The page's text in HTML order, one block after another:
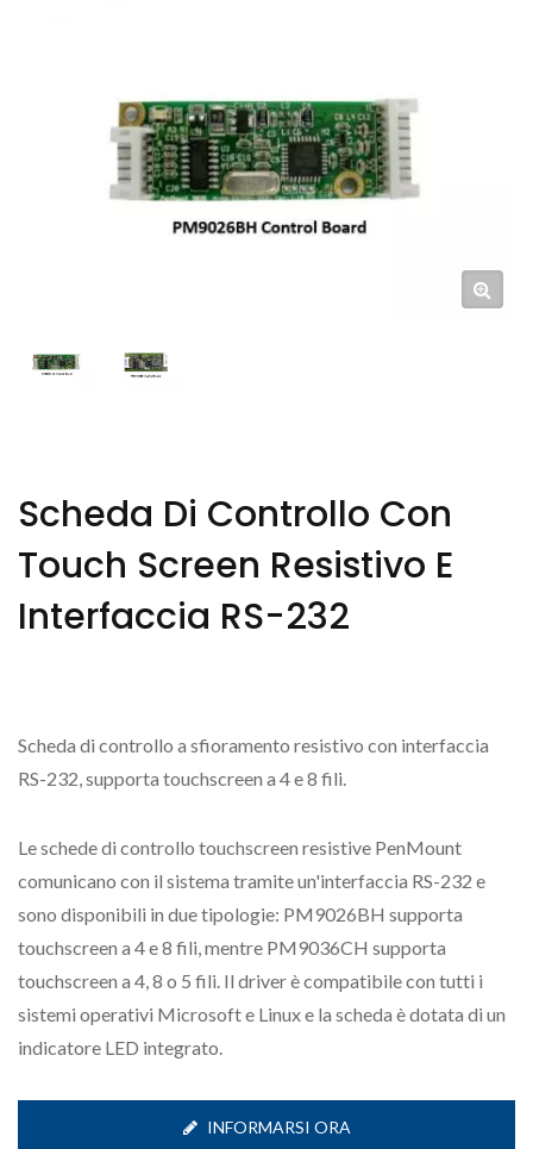
Scheda Di Controllo Con
Touch Screen Resistivo E
Interfaccia RS-232
Scheda di controllo a sfioramento resistivo con interfaccia
RS-232, supporta touchscreen a 4 e 8 fili.
Le schede di controllo touchscreen resistive PenMount
comunicano con il sistema tramite un'interfaccia RS-232 e
sono disponibili in due tipologie: PM9026BH supporta
touchscreen a 4 e 8 fili, mentre PM9036CH supporta
touchscreen a 4, 8 o 5 fili. Il driver è compatibile con tutti i
sistemi operativi Microsoft e Linux e la scheda è dotata di un
indicatore LED integrato.
INFORMARSI ORA